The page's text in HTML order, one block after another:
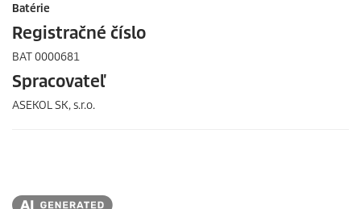
Batérie
Registračné číslo
BAT 0000681
Spracovateľ
ASEKOL SK, s.r.o.